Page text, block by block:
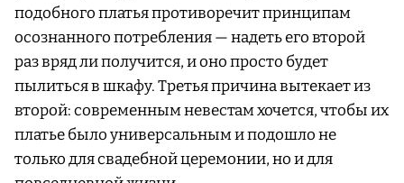
подобного платья противоречит принципам
осознанного потребления — надеть его второй
раз вряд ли получится, и оно просто будет
пылиться в шкафу. Третья причина вытекает из
второй: современным невестам хочется, чтобы их
платье было универсальным и подошло не
только для свадебной церемонии, но и для